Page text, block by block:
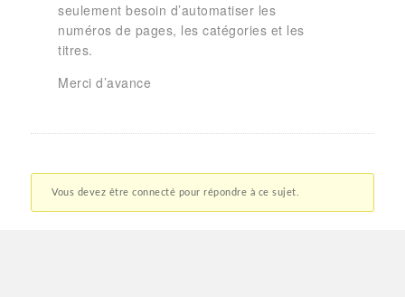
seulement besoin d’automatiser les
numéros de pages, les catégories et les
titres.
Merci d’avance
Vous devez être connecté pour répondre à ce sujet.